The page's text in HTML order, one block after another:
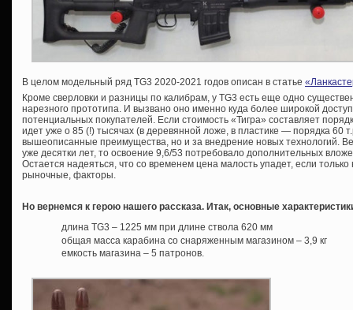
В целом модельный ряд TG3 2020-2021 годов описан в статье
Кроме сверловки и разницы по калибрам, у TG3 есть еще одно
нарезного прототипа. И вызвано оно именно куда более широкой
потенциальных покупателей. Если стоимость «Тигра» составляет
идет уже о 85 (!) тысячах (в деревянной ложе, в пластике — порядка 60
вышеописанные преимущества, но и за внедрение новых технологий.
уже десятки лет, то освоение 9,6/53 потребовало дополнительных
Остается надеяться, что со временем цена малость упадет, если
рыночные, факторы.
Но вернемся к герою нашего рассказа. Итак, основные
длина TG3 – 1225 мм при длине ствола 620 мм
общая масса карабина со снаряженным магазином – 3,9 кг
емкость магазина – 5 патронов.